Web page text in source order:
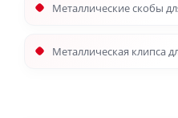
Металлические скобы
Металлическая клипса